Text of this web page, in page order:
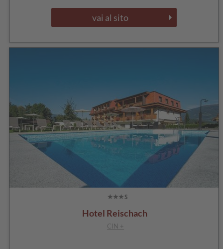
vai al sito
Hotel Reischach
CIN +